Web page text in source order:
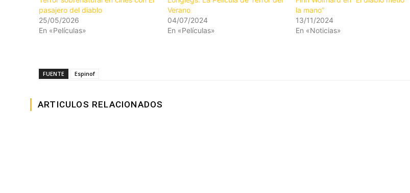
pasajero del diablo
25/05/2026
En «Películas»
Verano
04/07/2024
En «Películas»
la mano”
13/11/2024
En «Noticias»
FUENTE Espinof
ARTICULOS RELACIONADOS